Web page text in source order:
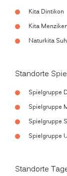
Kita Dintikon
Kita Menziken
Naturkita
Standorte
Spielgruppe
Spielgruppe
Spielgruppe
Spielgruppe
Standorte